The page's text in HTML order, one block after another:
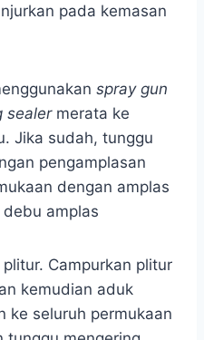
pada kemasan
spray gun
sealermerata ke
Jika sudah, tunggu
pengamplasan
dengan amplas
amplas
Campurkan plitur
kemudian aduk
ke seluruh permukaan